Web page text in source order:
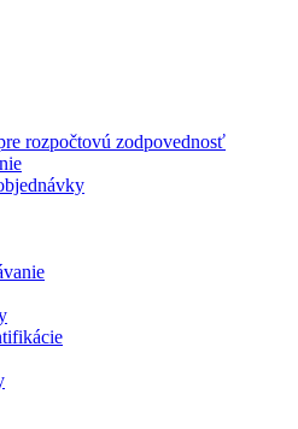
rozpočtovú zodpovednosť